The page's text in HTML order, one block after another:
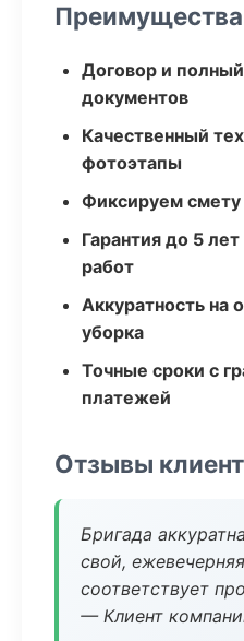
Договор и
документов
Качественный
фотоэтапы
Фиксируем смету
Гарантия до 5
работ
Аккуратность на
уборка
Точные сроки с
платежей
Отзывы
Бригада
свой,
соответствует
— Клиент